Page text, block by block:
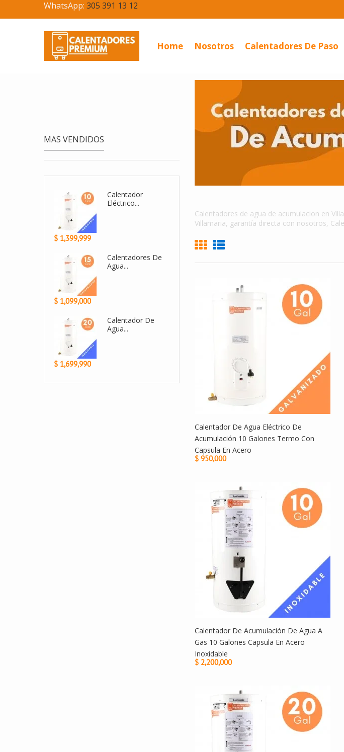
WhatsApp: 305 391 13 12
Home Nosotros Calentadores De Paso
MAS VENDIDOS
Calentador De
Agua...
$ 950,000
Calentador De...
$ 1,299,999
Calentador De
Agua...
$ 1,499,990
Agua...
$ 1,099,000
Calentadores de agua de acumulacion en
Villamaria, garantía directa con nosotros,
Calentador De Agua Eléctrico De
Acumulación 10 Galones Termo Con
Capsula En Acero
$ 950,000
Calentador De Acumulación De Agua A
Gas 10 Galones Capsula En Acero
Inoxidable
$ 2,200,000